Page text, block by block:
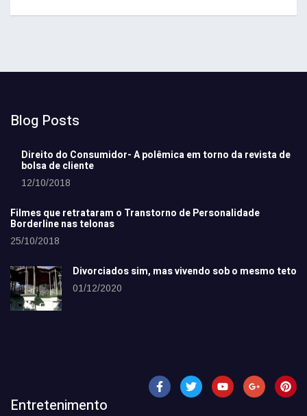
Blog Posts
Direito do Consumidor- A polêmica em torno da revista de
bolsa de cliente
12/10/2018
Filmes que retrataram o Transtorno de Personalidade
Borderline nas telonas
25/10/2018
Divorciados sim, mas vivendo sob o mesmo teto
01/12/2020
Entretenimento